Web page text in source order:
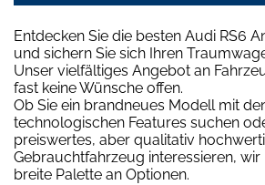
Entdecken Sie die besten Audi RS6
und sichern Sie sich Ihren
Unser vielfältiges Angebot an
fast keine Wünsche offen.
Ob Sie ein brandneues Modell mit
technologischen Features suchen
preiswertes, aber qualitativ
Gebrauchtfahrzeug interessieren, wir
breite Palette an Optionen.